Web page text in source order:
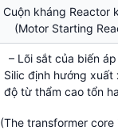
Cuộn kháng Reactor
(Motor Starting
– Lõi sắt của biến
Silic định hướng xuất
độ từ thẩm cao tổn
(The transformer